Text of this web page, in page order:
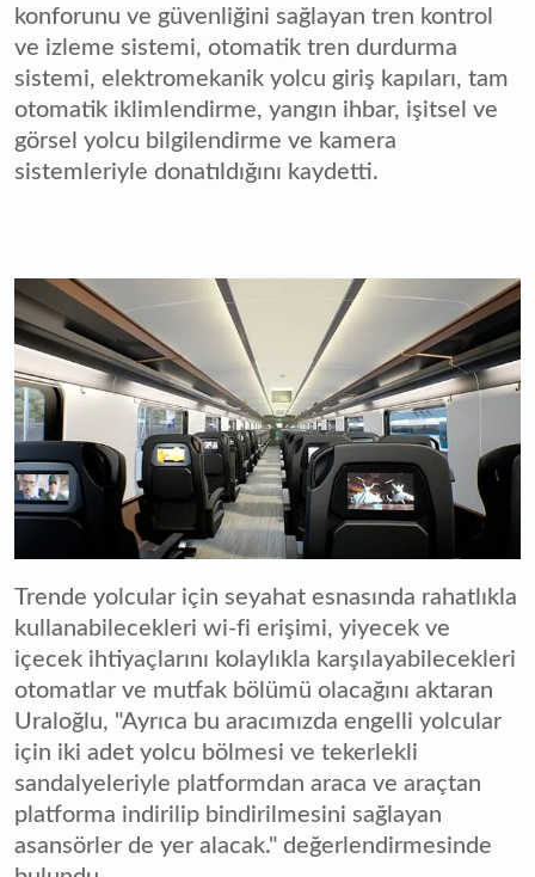
konforunu ve güvenliğini sağlayan tren kontrol
ve izleme sistemi, otomatik tren durdurma
sistemi, elektromekanik yolcu giriş kapıları, tam
otomatik iklimlendirme, yangın ihbar, işitsel ve
görsel yolcu bilgilendirme ve kamera
sistemleriyle donatıldığını kaydetti.
Trende yolcular için seyahat esnasında rahatlıkla
kullanabilecekleri wi-fi erişimi, yiyecek ve
içecek ihtiyaçlarını kolaylıkla karşılayabilecekleri
otomatlar ve mutfak bölümü olacağını aktaran
Uraloğlu, "Ayrıca bu aracımızda engelli yolcular
için iki adet yolcu bölmesi ve tekerlekli
sandalyeleriyle platformdan araca ve araçtan
platforma indirilip bindirilmesini sağlayan
asansörler de yer alacak." değerlendirmesinde